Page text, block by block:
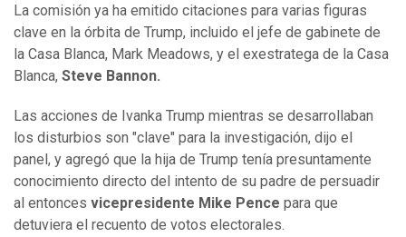
La comisión ya ha emitido citaciones para varias figuras
clave en la órbita de Trump, incluido el jefe de gabinete de
la Casa Blanca, Mark Meadows, y el exestratega de la Casa
Blanca, Steve Bannon.
Las acciones de Ivanka Trump mientras se desarrollaban
los disturbios son "clave" para la investigación, dijo el
panel, y agregó que la hija de Trump tenía presuntamente
conocimiento directo del intento de su padre de persuadir
al entonces vicepresidente Mike Pence para que
detuviera el recuento de votos electorales.